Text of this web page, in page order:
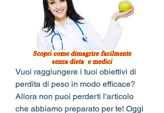
Vuoi raggiungere i tuoi obiettivi di
perdita di peso in modo efficace?
Allora non puoi perderti l'articolo
che abbiamo preparato per te! Oggi